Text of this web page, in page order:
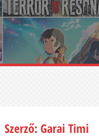
Szerző: Garai Timi